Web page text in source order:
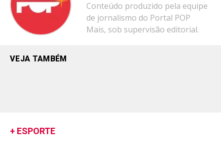
Conteúdo produzido pela equipe
de jornalismo do Portal POP
Mais, sob supervisão editorial.
VEJA TAMBÉM
+ ESPORTE